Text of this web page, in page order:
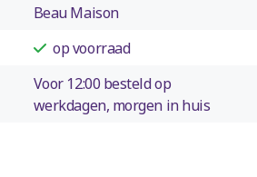
Beau Maison
op voorraad
Voor 12:00 besteld op
werkdagen, morgen in huis